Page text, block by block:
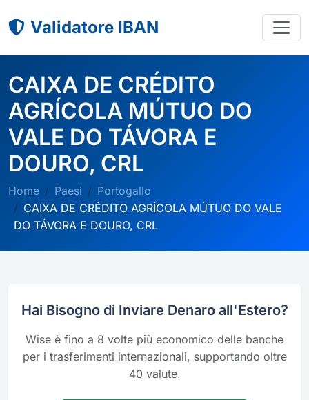
Validatore IBAN
CAIXA DE CRÉDITO
AGRÍCOLA MÚTUO DO
VALE DO TÁVORA E
DOURO, CRL
Home Paesi
Portogallo
CAIXA DE CRÉDITO AGRÍCOLA MÚTUO DO VALE
DO TÁVORA E DOURO, CRL
Hai Bisogno di Inviare Denaro all'Estero?
Wise è fino a 8 volte più economico delle banche
per i trasferimenti internazionali, supportando oltre
40 valute.